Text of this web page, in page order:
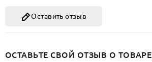
Оставить отзыв
ОСТАВЬТЕ СВОЙ ОТЗЫВ О ТОВАРЕ